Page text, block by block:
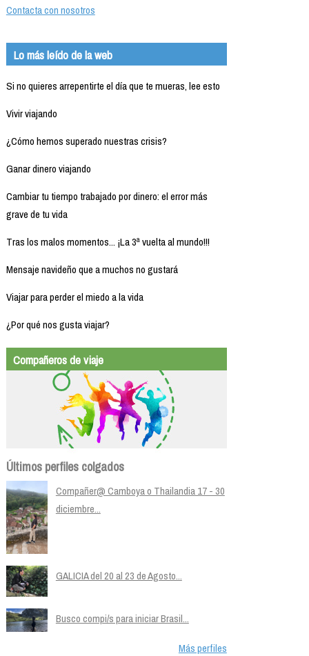
Contacta con nosotros
Lo más leído de la web
Si no quieres arrepentirte el día que te mueras, lee esto
Vivir viajando
¿Cómo hemos superado nuestras crisis?
Ganar dinero viajando
Cambiar tu tiempo trabajado por dinero: el error más
grave de tu vida
Tras los malos momentos... ¡La 3ª vuelta al mundo!!!
Mensaje navideño que a muchos no gustará
Viajar para perder el miedo a la vida
¿Por qué nos gusta viajar?
Compañeros de viaje
Últimos perfiles colgados
Compañer@ Camboya o Thailandia 17 - 30
diciembre...
GALICIA del 20 al 23 de Agosto...
Busco compi/s para iniciar Brasil...
Más perfiles